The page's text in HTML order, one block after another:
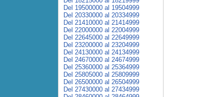
Del 19500000 al 19504999
Del 20330000 al 20334999
Del 21410000 al 21414999
Del 22000000 al 22004999
Del 22645000 al 22649999
Del 23200000 al 23204999
Del 24130000 al 24134999
Del 24670000 al 24674999
Del 25360000 al 25364999
Del 25805000 al 25809999
Del 26500000 al 26504999
Del 27430000 al 27434999